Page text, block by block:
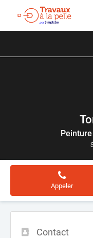
Appeler
Contact